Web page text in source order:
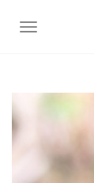
AFFICHER/